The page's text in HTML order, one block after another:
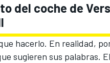
del coche de
hacerlo. En realidad,
sugieren sus palabras.